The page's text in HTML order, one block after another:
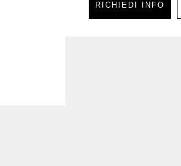
RICHIEDI INFO